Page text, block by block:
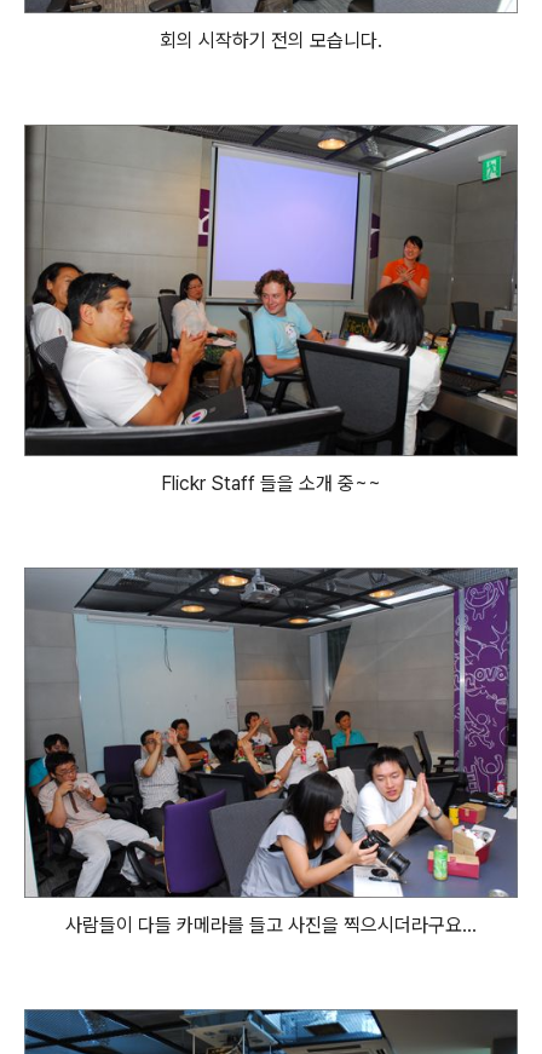
회의 시작하기 전의 모습니다.
Flickr Staff 들을 소개 중~~
사람들이 다들 카메라를 들고 사진을 찍으시더라구요...